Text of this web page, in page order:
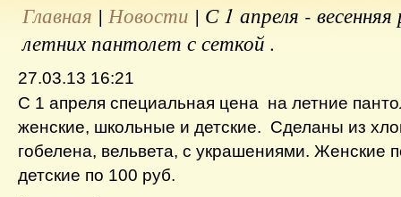
Главная | Новости | С 1 апреля -
летних пантолет с сеткой .
27.03.13 16:21
С 1 апреля специальная цена на летние
женские, школьные и детские. Сделаны из
гобелена, вельвета, с украшениями. Женские
детские по 100 руб.